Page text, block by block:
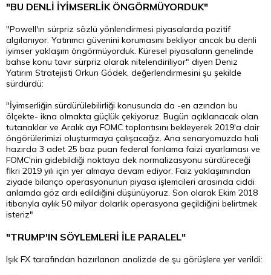
"BU DENLİ İYİMSERLİK ÖNGÖRMÜYORDUK"
"Powell'ın sürpriz sözlü yönlendirmesi piyasalarda pozitif
algılanıyor. Yatırımcı güvenini korumasını bekliyor ancak bu denli
iyimser yaklaşım öngörmüyorduk. Küresel piyasaların genelinde
bahse konu tavır sürpriz olarak nitelendiriliyor" diyen Deniz
Yatırım Stratejisti Orkun Gödek, değerlendirmesini şu şekilde
sürdürdü:
"İyimserliğin sürdürülebilirliği konusunda da -en azından bu
ölçekte- ikna olmakta güçlük çekiyoruz. Bugün açıklanacak olan
tutanaklar ve Aralık ayı FOMC toplantısını bekleyerek 2019'a dair
öngörülerimizi oluşturmaya çalışacağız. Ana senaryomuzda hali
hazırda 3 adet 25 baz puan federal fonlama faizi ayarlaması ve
FOMC'nin gidebildiği noktaya dek normalizasyonu sürdüreceği
fikri 2019 yılı için yer almaya devam ediyor. Faiz yaklaşımından
ziyade bilanço operasyonunun piyasa işlemcileri arasında ciddi
anlamda göz ardı edildiğini düşünüyoruz. Son olarak Ekim 2018
itibarıyla aylık 50 milyar dolarlık operasyona geçildiğini belirtmek
isteriz"
"TRUMP'IN SÖYLEMLERİ İLE PARALEL"
Işık FX tarafından hazırlanan analizde de şu görüşlere yer verildi: